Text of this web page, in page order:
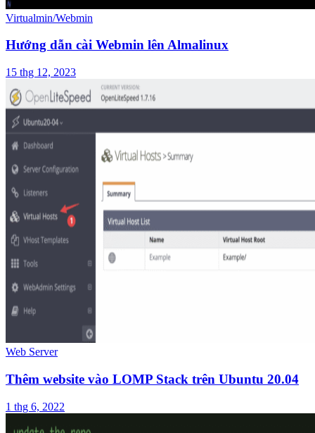
Virtualmin/Webmin
Hướng dẫn cài Webmin lên Almalinux
15 thg 12, 2023
Web Server
Thêm website vào LOMP Stack trên Ubuntu 20.04
1 thg 6, 2022